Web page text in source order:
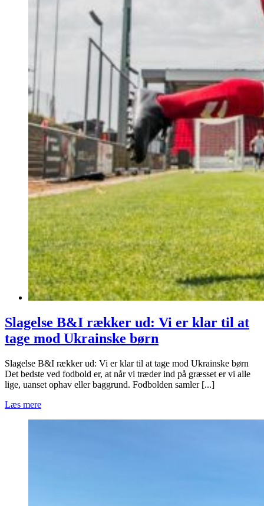
Slagelse B&I rækker ud: Vi er klar til at
tage mod Ukrainske børn
Slagelse B&I rækker ud: Vi er klar til at tage mod Ukrainske børn
Det bedste ved fodbold er, at når vi træder ind på græsset er vi alle
lige, uanset ophav eller baggrund. Fodbolden samler [...]
Læs mere